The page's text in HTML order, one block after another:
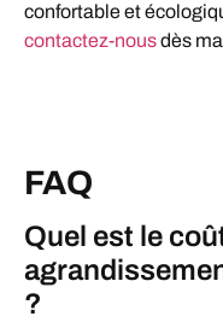
confortable et
contactez-nousdès
FAQ
Quel est le
?